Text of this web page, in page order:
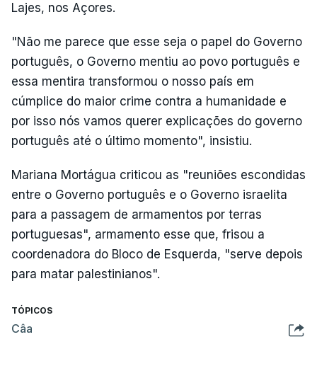
Lajes, nos Açores.
"Não me parece que esse seja o papel do Governo
português, o Governo mentiu ao povo português e
essa mentira transformou o nosso país em
cúmplice do maior crime contra a humanidade e
por isso nós vamos querer explicações do governo
português até o último momento", insistiu.
Mariana Mortágua criticou as "reuniões escondidas
entre o Governo português e o Governo israelita
para a passagem de armamentos por terras
portuguesas", armamento esse que, frisou a
coordenadora do Bloco de Esquerda, "serve depois
para matar palestinianos".
TÓPICOS
Câa